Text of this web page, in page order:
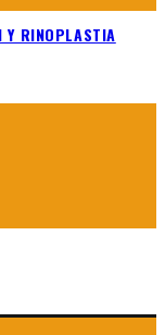
Y RINOPLASTIA